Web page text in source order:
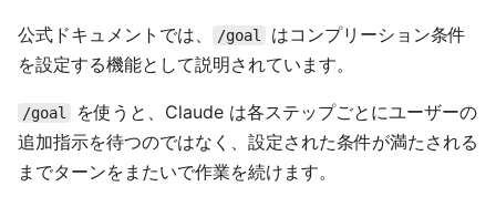
公式ドキュメントでは、 /goal
はコンプリーション条件
を設定する機能として説明されています。
/goal
を使うと、Claude は各ステップごとにユーザーの
追加指示を待つのではなく、設定された条件が満たされる
までターンをまたいで作業を続けます。